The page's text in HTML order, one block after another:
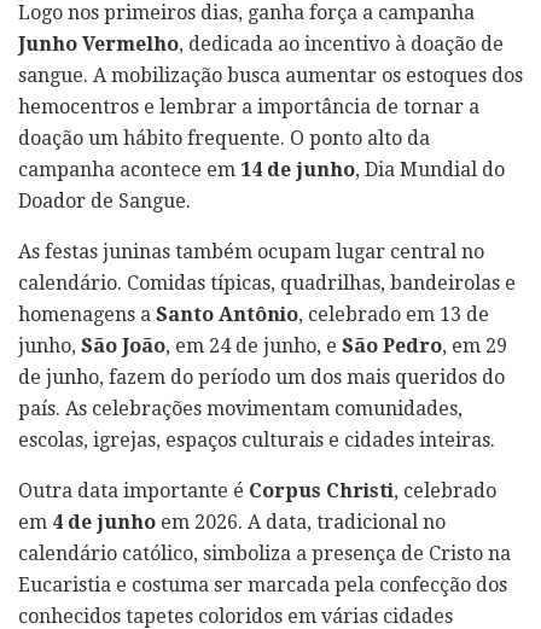
Logo nos primeiros dias, ganha força a campanha
Junho Vermelho, dedicada ao incentivo à doação de
sangue. A mobilização busca aumentar os estoques dos
hemocentros e lembrar a importância de tornar a
doação um hábito frequente. O ponto alto da
campanha acontece em 14 de junho, Dia Mundial do
Doador de Sangue.
As festas juninas também ocupam lugar central no
calendário. Comidas típicas, quadrilhas, bandeirolas e
homenagens a Santo Antônio, celebrado em 13 de
junho, São João, em 24 de junho, e São Pedro, em 29
de junho, fazem do período um dos mais queridos do
país. As celebrações movimentam comunidades,
escolas, igrejas, espaços culturais e cidades inteiras.
Outra data importante é Corpus Christi, celebrado
em 4 de junho em 2026. A data, tradicional no
calendário católico, simboliza a presença de Cristo na
Eucaristia e costuma ser marcada pela confecção dos
conhecidos tapetes coloridos em várias cidades